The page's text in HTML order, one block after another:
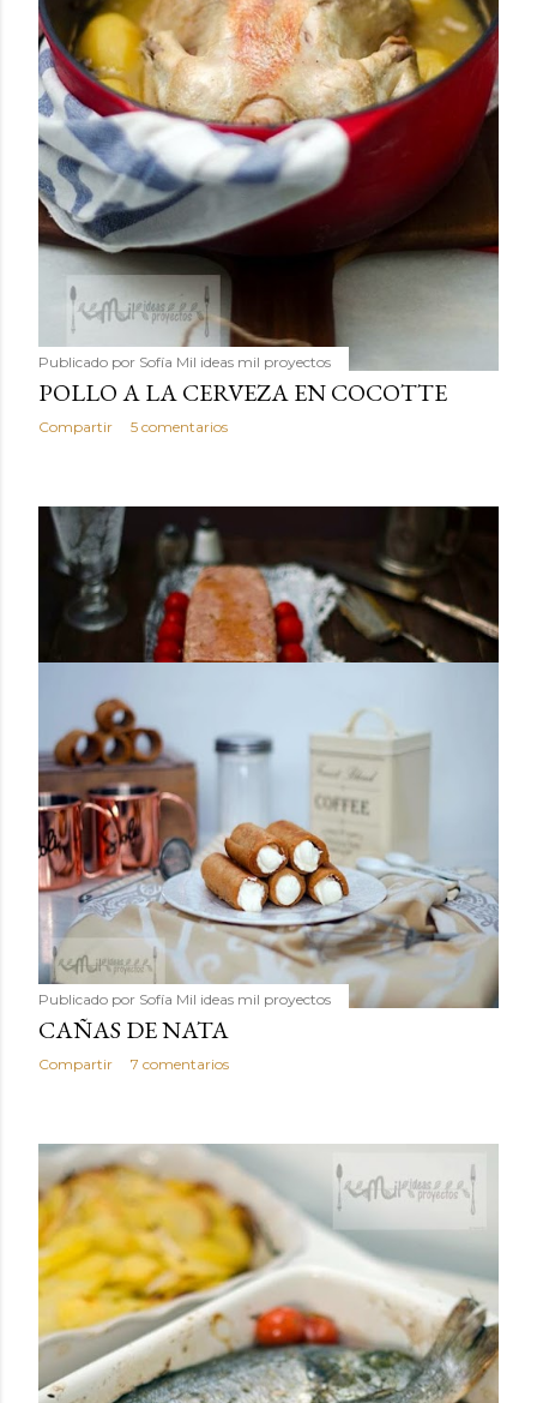
Publicado por Sofía Mil ideas mil proyectos
POLLO A LA CERVEZA EN COCOTTE
Compartir 5 comentarios
Publicado porSofía Mil ideas mil proyectos
FIAMBRE DE TERNERA
Compartir 7 comentarios
Publicado por Sofía Mil ideas mil proyectos
CAÑAS DE NATA
Compartir 7 comentarios